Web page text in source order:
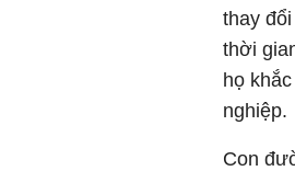
thay
thời
họ
nghiệp.
Con